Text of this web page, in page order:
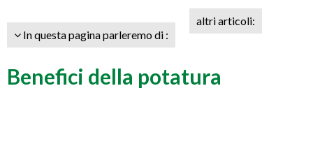
In questa pagina parleremo di :
altri articoli:
Benefici della potatura